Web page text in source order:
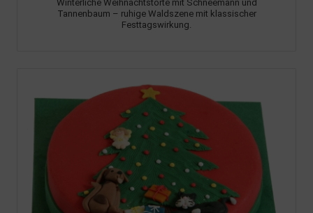
Winterliche Weihnachtstorte mit Schneemann und
Tannenbaum – ruhige Waldszene mit klassischer
Festtagswirkung.